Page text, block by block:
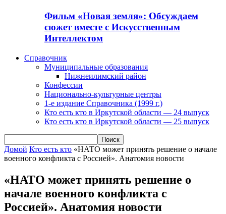
Фильм «Новая земля»: Обсуждаем
сюжет вместе с Искусственным
Интеллектом
Справочник
Муниципальные образования
Нижнеилимский район
Конфессии
Национально-культурные центры
1-е издание Справочника (1999 г.)
Кто есть кто в Иркутской области — 24 выпуск
Кто есть кто в Иркутской области — 25 выпуск
Домой Кто есть кто «НАТО может принять решение о начале
военного конфликта с Россией». Анатомия новости
«НАТО может принять решение о
начале военного конфликта с
Россией». Анатомия новости